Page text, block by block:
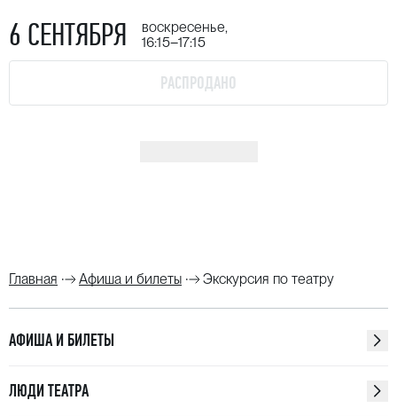
6 СЕНТЯБРЯ
воскресенье,
16:15–17:15
РАСПРОДАНО
Главная Афиша и билеты Экскурсия по театру
АФИША И БИЛЕТЫ
ЛЮДИ ТЕАТРА